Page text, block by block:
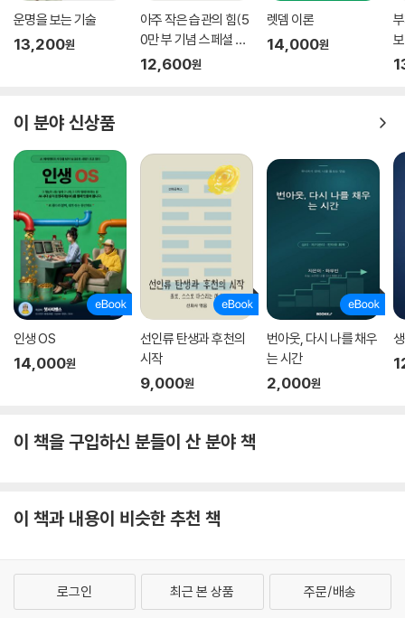
운명을 보는 기술
13,200원
아주 작은 습관의 힘(5
0만 부 기념 스페셜 에
디션)
12,600원
렛뎀 이론
14,000원
이 분야 신상품
인생 OS
14,000원
선인류 탄생과 후천의
시작
9,000원
번아웃, 다시 나를 채우
는 시간
2,000원
이 책을 구입하신 분들이 산 분야 책
이 책과 내용이 비슷한 추천 책
로그인 최근 본 상품 주문/배송